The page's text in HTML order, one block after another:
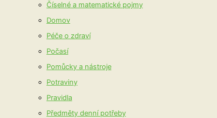
Číselné a matematické pojmy
Domov
Péče o zdraví
Počasí
Pomůcky a nástroje
Potraviny
Pravidla
Předměty denní potřeby